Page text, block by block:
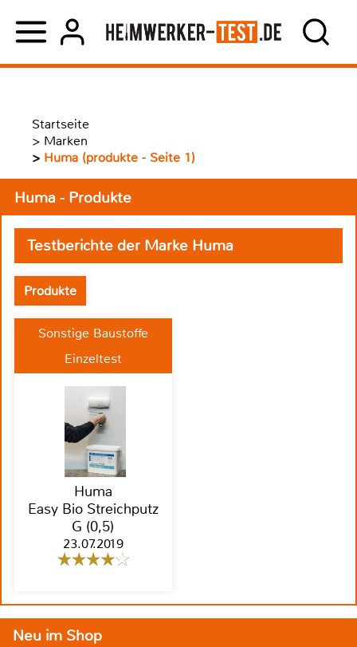
Startseite
> Marken
> Huma (produkte - Seite 1)
Huma - Produkte
Testberichte der Marke Huma
Produkte
Sonstige Baustoffe
Einzeltest
Huma
Easy Bio Streichputz
G (0,5)
23.07.2019
Neu im Shop